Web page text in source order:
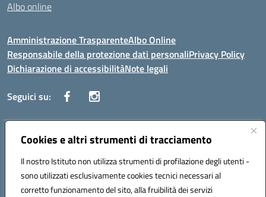
Cookies e altri strumenti di tracciamento
Il nostro Istituto non utilizza strumenti di profilazione degli utenti -
sono utilizzati esclusivamente cookies tecnici necessari al
corretto funzionamento del sito, alla fruibilità dei servizi
Albo online
Amministrazione TrasparenteAlbo Online
Responsabile della protezione dati personaliPrivacy Policy
Dichiarazione di accessibilitàNote legali
Seguici su:
Indirizzo:Corso Vittorio Emanuele, 27 90133 - Palermo
Posta elettronica certificata (PEC):pais03600r@pec.istruzione.it
Codice fiscale: 97308550827